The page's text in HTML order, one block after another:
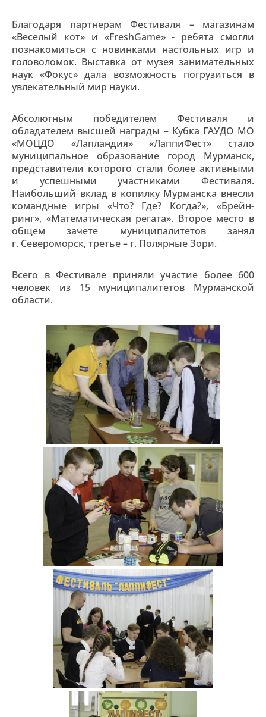
Благодаря партнерам Фестиваля – магазинам
«Веселый кот» и «FreshGame» - ребята смогли
познакомиться с новинками настольных игр и
головоломок. Выставка от музея занимательных
наук «Фокус» дала возможность погрузиться в
увлекательный мир науки.
Абсолютным победителем Фестиваля и
обладателем высшей награды – Кубка ГАУДО МО
«МОЦДО «Лапландия» «ЛаппиФест» стало
муниципальное образование город Мурманск,
представители которого стали более активными
и успешными участниками Фестиваля.
Наибольший вклад в копилку Мурманска внесли
командные игры «Что? Где? Когда?», «Брейн-
ринг», «Математическая регата». Второе место в
общем зачете муниципалитетов занял
г. Североморск, третье – г. Полярные Зори.
Всего в Фестивале приняли участие более 600
человек из 15 муниципалитетов Мурманской
области.